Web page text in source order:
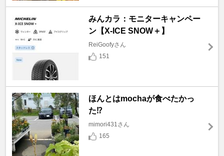
みんカラ：モニターキャンペー
ン【X-ICE SNOW＋】
ReiGoofyさん
151
ほんとはmochaが食べたかっ
た⁉️
mimori431さん
165